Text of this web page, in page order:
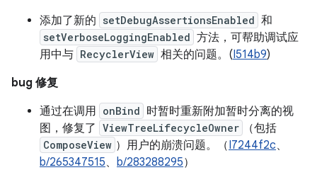
添加了新的 setDebugAssertionsEnabled 和
setVerboseLoggingEnabled 方法，可帮助调试应
用中与 RecyclerView 相关的问题。(I514b9)
bug 修复
通过在调用 onBind 时暂时重新附加暂时分离的视
图，修复了 ViewTreeLifecycleOwner （包括
ComposeView ）用户的崩溃问题。（I7244f2c、
b/265347515、 b/283288295）